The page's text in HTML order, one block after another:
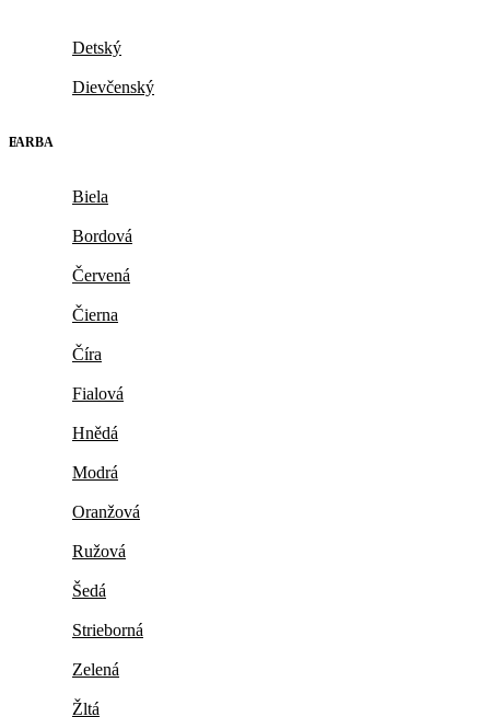
Detský
Dievčenský
FARBA
Biela
Bordová
Červená
Čierna
Číra
Fialová
Hnědá
Modrá
Oranžová
Ružová
Šedá
Strieborná
Zelená
Žltá